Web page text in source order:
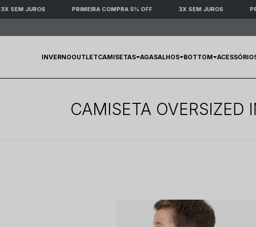
3X SEM JUROS PRIMEIRA COMPRA 5% OFF 3X SEM JUROS
INVERNOOUTLETCAMISETAS AGASALHOS BOTTOM
CAMISETA OVERSIZED